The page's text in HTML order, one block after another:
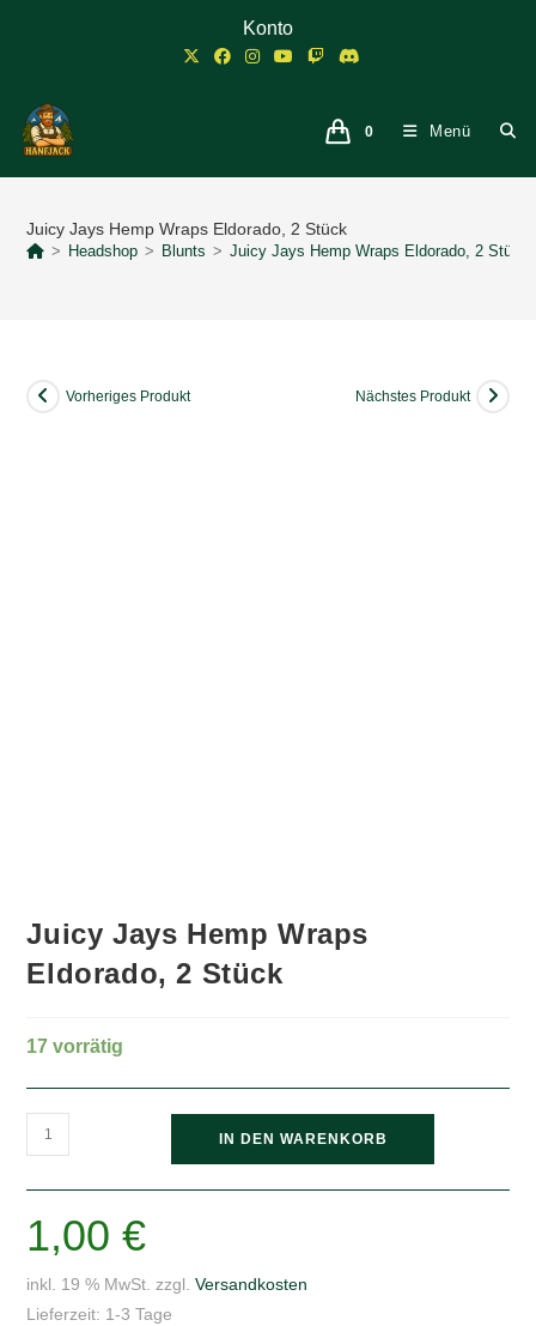
Konto
0 Menü
Juicy Jays Hemp Wraps Eldorado, 2 Stück
> Headshop > Blunts > Juicy Jays Hemp Wraps Eldorado, 2 Stück
Vorheriges Produkt Nächstes Produkt
Juicy Jays Hemp Wraps
Eldorado, 2 Stück
17 vorrätig
Juicy
Jays
Hemp
Eldorado,
2
Stück
IN DEN WARENKORB
1,00€
inkl. 19 % MwSt. zzgl.Versandkosten
Lieferzeit: 1-3 Tage